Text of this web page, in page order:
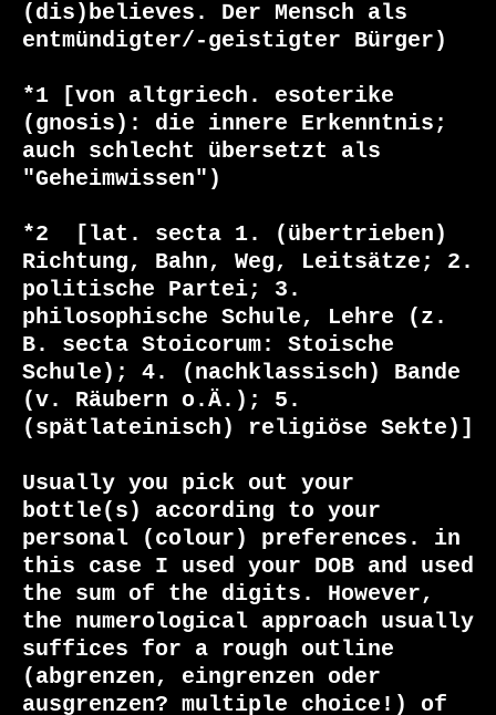
(dis)believes. Der Mensch als
entmündigter/-geistigter Bürger)
*1 [von altgriech. esoterike
(gnosis): die innere Erkenntnis;
auch schlecht übersetzt als
"Geheimwissen")
*2  [lat. secta 1. (übertrieben)
Richtung, Bahn, Weg, Leitsätze; 2.
politische Partei; 3.
philosophische Schule, Lehre (z.
B. secta Stoicorum: Stoische
Schule); 4. (nachklassisch) Bande
(v. Räubern o.Ä.); 5.
(spätlateinisch) religiöse Sekte)]
Usually you pick out your
bottle(s) according to your
personal (colour) preferences. in
this case I used your DOB and used
the sum of the digits. However,
the numerological approach usually
suffices for a rough outline
(abgrenzen, eingrenzen oder
ausgrenzen? multiple choice!) of